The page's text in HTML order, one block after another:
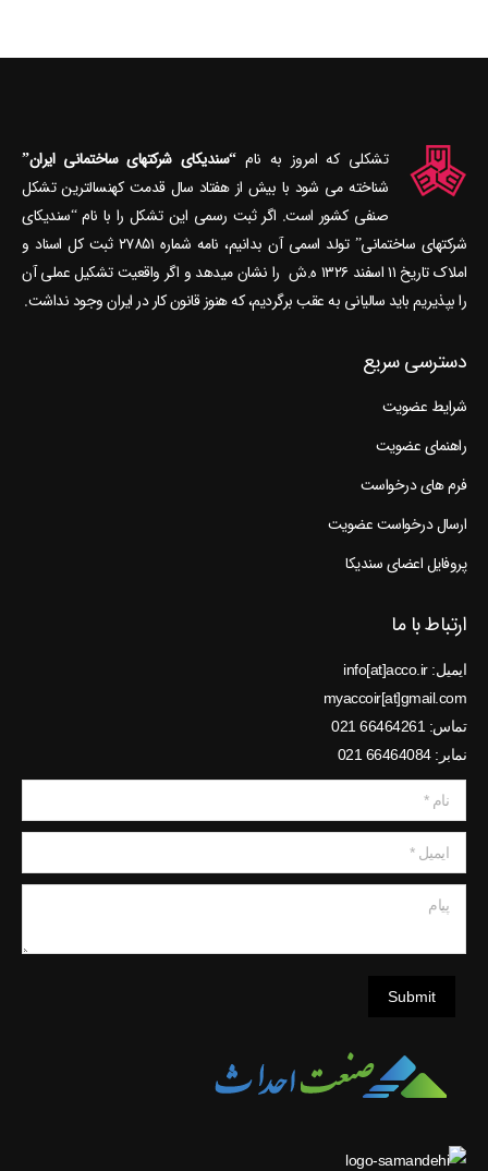
تشکلی که امروز به نام“سندیکای شرکتهای ساختمانی ایران”
شناخته می‎ شود با بیش از هفتاد سال قدمت کهنسال‎ترین تشکل
صنفی کشور است. اگر ثبت رسمی این تشکل را با نام “سندیکای
شرکتهای ساختمانی” تولد اسمی آن بدانیم، نامه شماره ۲۷۸۵۱ ثبت کل اسناد و
املاک تاریخ ۱۱ اسفند ۱۳۲۶ ه.ش را نشان می‎دهد و اگر واقعیت تشکیل عملی آن
را بپذیریم باید سالیانی به عقب برگردیم، که هنوز قانون کار در ایران وجود نداشت.
دسترسی سریع
شرایط عضویت
راهنمای عضویت
فرم های درخواست
ارسال درخواست عضویت
پروفایل اعضای سندیکا
ارتباط با ما
ایمیل: info[at]acco.ir
myaccoir[at]gmail.com
تماس: 66464261 021
نمابر: 66464084 021
نام *
ایمیل *
Submit